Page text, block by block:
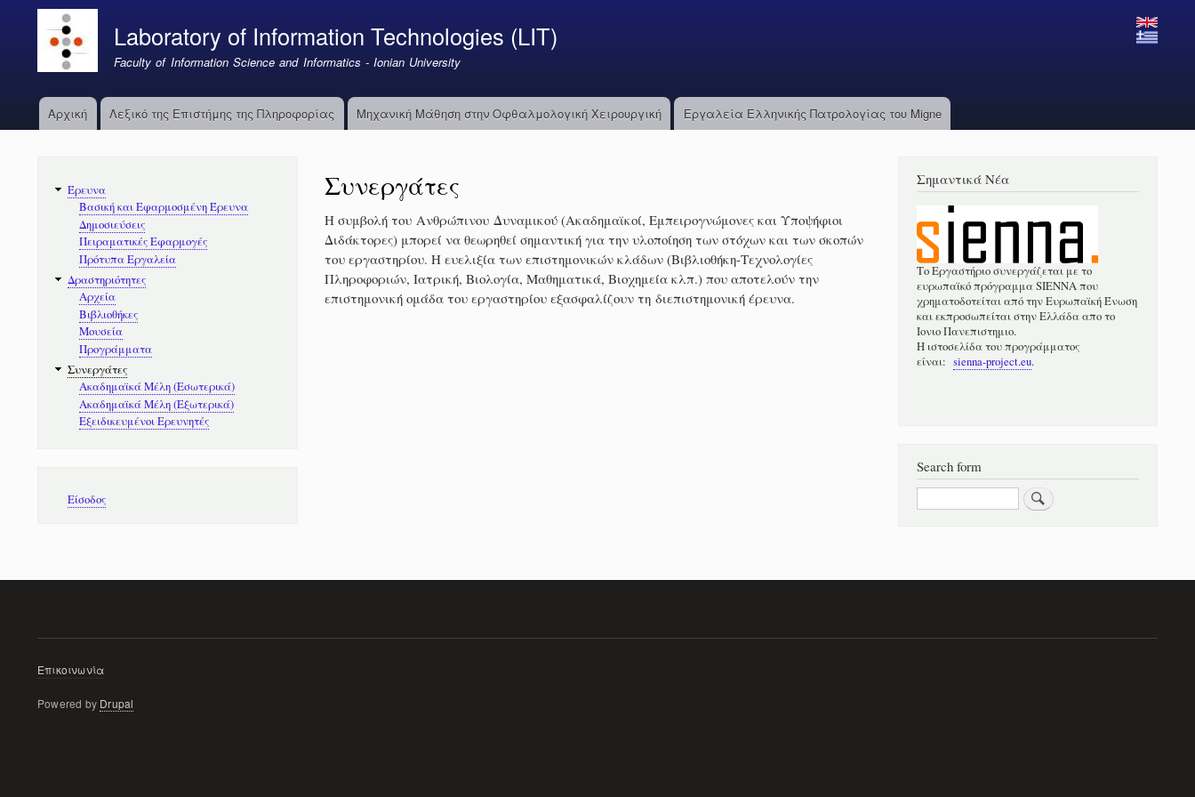
Laboratory of Information Technologies (LIT)
Faculty of Information Science and Informatics - Ionian University
Κεντρική
Αρχική Λεξικό της Επιστήμης της Πληροφορίας Μηχανική Μάθηση στην Οφθαλμολογική Χειρουργική Εργαλεία Ελληνικής Πατρολογίας του Migne
Συνεργάτες
Η συμβολή του Ανθρώπινου Δυναμικού (Ακαδημαϊκοί, Εμπειρογνώμονες και Υποψήφιοι
Διδάκτορες) μπορεί να θεωρηθεί σημαντική για την υλοποίηση των στόχων και των σκοπών
του εργαστηρίου. Η ευελιξία των επιστημονικών κλάδων (Βιβλιοθήκη-Τεχνολογίες
Πληροφοριών, Ιατρική, Βιολογία, Μαθηματικά, Βιοχημεία κλπ.) που αποτελούν την
επιστημονική ομάδα του εργαστηρίου εξασφαλίζουν τη διεπιστημονική έρευνα.
Σύνδεσμοι
Έρευνα
Βασική και Εφαρμοσμένη Έρευνα
Δημοσιεύσεις
Πειραματικές Εφαρμογές
Πρότυπα Εργαλεία
Δραστηριότητες
Αρχεία
Βιβλιοθήκες
Μουσεία
Προγράμματα
Συνεργάτες
Ακαδημαϊκά Μέλη (Εσωτερικά)
Ακαδημαϊκά Μέλη (Εξωτερικά)
Εξειδικευμένοι Ερευνητές
λογαριασμού
Είσοδος
Σημαντικά Νέα
Το Εργαστήριο συνεργάζεται με το
ευρωπαϊκό πρόγραμμα SIENNA που
χρηματοδοτείται από την Ευρωπαϊκή Ένωση
και εκπροσωπείται στην Ελλάδα απο το
Ιονιο Πανεπιστημιο.
Η ιστοσελίδα του προγράμματος
είναι: sienna-project.eu.
Search form
Αναζήτηση
Μενού
Επικοινωνία
Powered by Drupal